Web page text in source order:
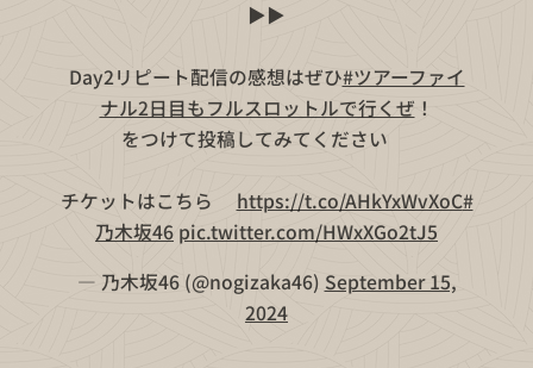
▶️▶️
Day2リピート配信の感想はぜひ#ツアーファイ
ナル2日目もフルスロットルで行くぜ ！
をつけて投稿してみてください😎
チケットはこちら💁‍♀️ https://t.co/AHkYxWvXoC#
乃木坂46 pic.twitter.com/HWxXGo2tJ5
— 乃木坂46 (@nogizaka46) September 15,
2024